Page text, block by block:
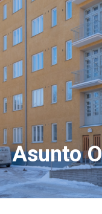
Asunto